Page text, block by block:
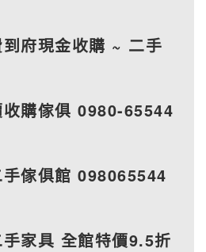
府現金收購 ~ 二手
收購傢俱 0980-65544
傢俱館 098065544
家具 全館特價9.5折